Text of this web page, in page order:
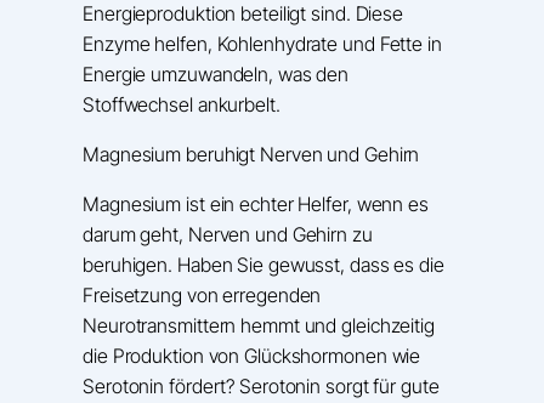
Energieproduktion beteiligt sind. Diese
Enzyme helfen, Kohlenhydrate und Fette in
Energie umzuwandeln, was den
Stoffwechsel ankurbelt.
Magnesium beruhigt Nerven und Gehirn
Magnesium ist ein echter Helfer, wenn es
darum geht, Nerven und Gehirn zu
beruhigen. Haben Sie gewusst, dass es die
Freisetzung von erregenden
Neurotransmittern hemmt und gleichzeitig
die Produktion von Glückshormonen wie
Serotonin fördert? Serotonin sorgt für gute